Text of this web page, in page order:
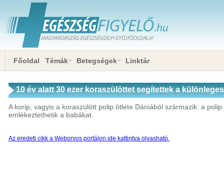
Főoldal Témák Betegségek Linktár
10 év alatt 30 ezer koraszülöttet segítettek a
A korip, vagyis a koraszülött polip ötlete Dániából származik: a
emlékeztethetik a babákat.
Az eredeti cikk a Weborvos portálon ide kattintva olvasható.